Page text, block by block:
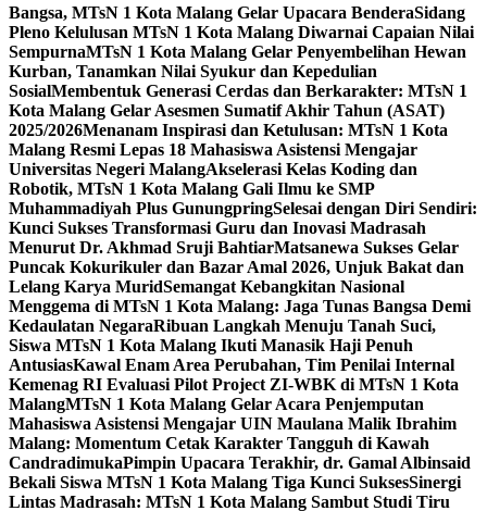
Bangsa, MTsN 1 Kota Malang Gelar Upacara BenderaSidang
Pleno Kelulusan MTsN 1 Kota Malang Diwarnai Capaian Nilai
SempurnaMTsN 1 Kota Malang Gelar Penyembelihan Hewan
Kurban, Tanamkan Nilai Syukur dan Kepedulian
SosialMembentuk Generasi Cerdas dan Berkarakter: MTsN 1
Kota Malang Gelar Asesmen Sumatif Akhir Tahun (ASAT)
2025/2026Menanam Inspirasi dan Ketulusan: MTsN 1 Kota
Malang Resmi Lepas 18 Mahasiswa Asistensi Mengajar
Universitas Negeri MalangAkselerasi Kelas Koding dan
Robotik, MTsN 1 Kota Malang Gali Ilmu ke SMP
Muhammadiyah Plus GunungpringSelesai dengan Diri Sendiri:
Kunci Sukses Transformasi Guru dan Inovasi Madrasah
Menurut Dr. Akhmad Sruji BahtiarMatsanewa Sukses Gelar
Puncak Kokurikuler dan Bazar Amal 2026, Unjuk Bakat dan
Lelang Karya MuridSemangat Kebangkitan Nasional
Menggema di MTsN 1 Kota Malang: Jaga Tunas Bangsa Demi
Kedaulatan NegaraRibuan Langkah Menuju Tanah Suci,
Siswa MTsN 1 Kota Malang Ikuti Manasik Haji Penuh
AntusiasKawal Enam Area Perubahan, Tim Penilai Internal
Kemenag RI Evaluasi Pilot Project ZI-WBK di MTsN 1 Kota
MalangMTsN 1 Kota Malang Gelar Acara Penjemputan
Mahasiswa Asistensi Mengajar UIN Maulana Malik Ibrahim
Malang: Momentum Cetak Karakter Tangguh di Kawah
CandradimukaPimpin Upacara Terakhir, dr. Gamal Albinsaid
Bekali Siswa MTsN 1 Kota Malang Tiga Kunci SuksesSinergi
Lintas Madrasah: MTsN 1 Kota Malang Sambut Studi Tiru